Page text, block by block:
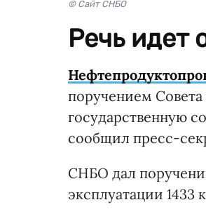
© Сайт СНБО
Речь идет
поручением
государственную
сообщил пресс-
СНБО дал
эксплуатации